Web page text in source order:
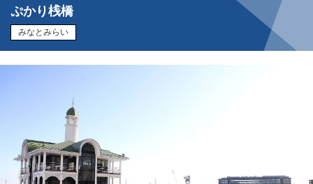
ぷかり桟橋
みなとみらい